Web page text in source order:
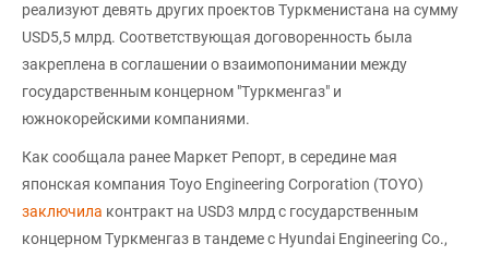
реализуют девять других проектов Туркменистана на сумму
USD5,5 млрд. Соответствующая договоренность была
закреплена в соглашении о взаимопонимании между
государственным концерном "Туркменгаз" и
южнокорейскими компаниями.
Как сообщала ранее Маркет Репорт, в середине мая
японская компания Toyo Engineering Corporation (TOYO)
заключила контракт на USD3 млрд с государственным
концерном Туркменгаз в тандеме с Hyundai Engineering Co.,